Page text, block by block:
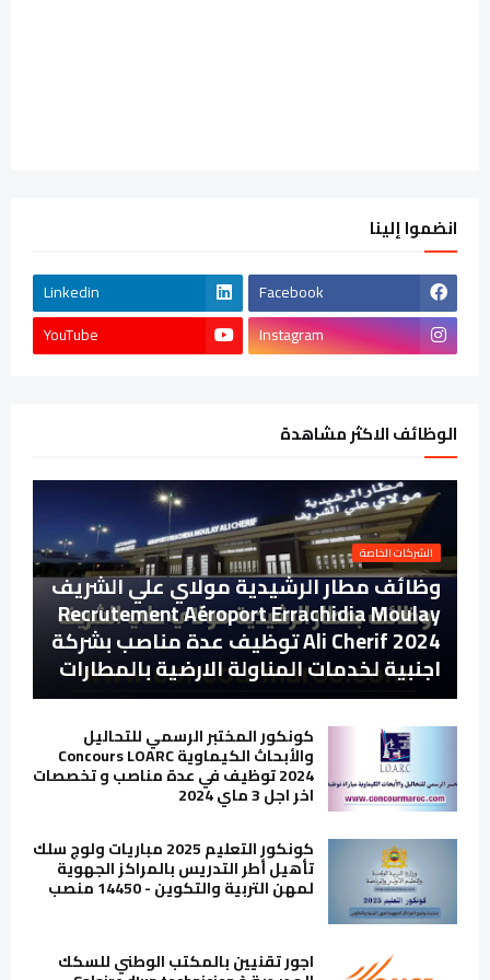
انضموا إلينا
Facebook
Linkedin
Instagram
YouTube
الوظائف الاكثر مشاهدة
الشركات الخاصة
وظائف مطار الرشيدية مولاي علي الشريف
Recrutement Aéroport Errachidia Moulay
Ali Cherif 2024 توظيف عدة مناصب بشركة
اجنبية لخدمات المناولة الارضية بالمطارات
كونكور المختبر الرسمي للتحاليل
والأبحاث الكيماوية Concours LOARC
2024 توظيف في عدة مناصب و تخصصات
اخر اجل 3 ماي 2024
كونكور التعليم 2025 مباريات ولوج سلك
تأهيل أطر التدريس بالمراكز الجهوية
لمهن التربية والتكوين - 14450 منصب
اجور تقنيين بالمكتب الوطني للسكك